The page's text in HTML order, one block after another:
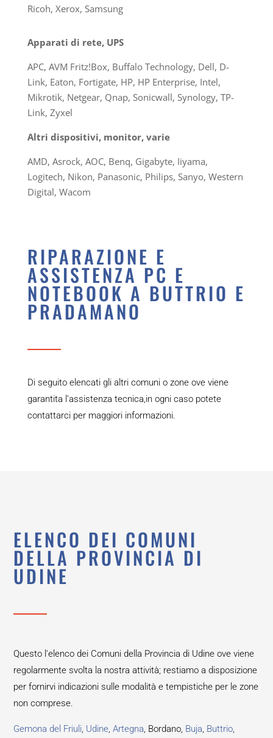
Ricoh, Xerox, Samsung
Apparati di rete, UPS
APC, AVM Fritz!Box, Buffalo Technology, Dell, D-
Link, Eaton, Fortigate, HP, HP Enterprise, Intel,
Mikrotik, Netgear, Qnap, Sonicwall, Synology, TP-
Link, Zyxel
Altri dispositivi, monitor, varie
AMD, Asrock, AOC, Benq, Gigabyte, Iiyama,
Logitech, Nikon, Panasonic, Philips, Sanyo, Western
Digital, Wacom
RIPARAZIONE E
ASSISTENZA PC E
NOTEBOOK A BUTTRIO E
PRADAMANO
Di seguito elencati gli altri comuni o zone ove viene
garantita l’assistenza tecnica,in ogni caso potete
contattarci per maggiori informazioni.
ELENCO DEI COMUNI
DELLA PROVINCIA DI
UDINE
Questo l'elenco dei Comuni della Provincia di Udine ove viene
regolarmente svolta la nostra attività; restiamo a disposizione
per fornirvi indicazioni sulle modalità e tempistiche per le zone
non comprese.
Gemona del Friuli Udine ,Artegna , Bordano, Buja Buttrio